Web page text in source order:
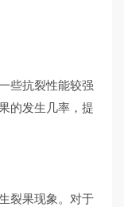
些抗裂性能较强
的发生几率，提
裂果现象。对于